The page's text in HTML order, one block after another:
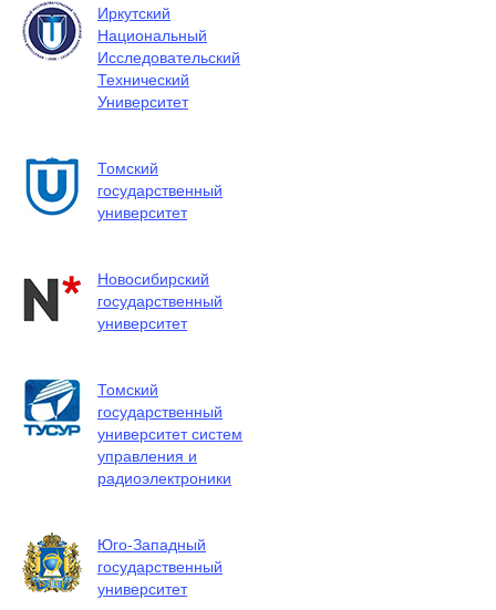
Иркутский
Национальный
Исследовательский
Технический
Университет
Томский
государственный
университет
Новосибирский
государственный
университет
Томский
государственный
университет систем
управления и
радиоэлектроники
Юго-Западный
государственный
университет